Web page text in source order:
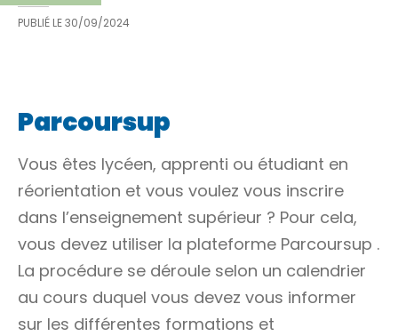
PUBLIÉ LE30/09/2024
Parcoursup
Vous êtes lycéen, apprenti ou étudiant en
réorientation et vous voulez vous inscrire
dans l’enseignement supérieur ? Pour cela,
vous devez utiliser la plateforme Parcoursup .
La procédure se déroule selon un calendrier
au cours duquel vous devez vous informer
sur les différentes formations et